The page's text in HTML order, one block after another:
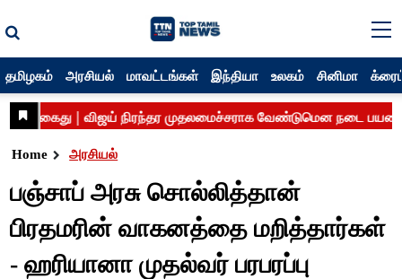
தமிழகம் அரசியல் மாவட்டங்கள் இந்தியா உலகம் சினிமா
Home அரசியல்
பஞ்சாப் அரசு சொல்லித்தான்
பிரதமரின் வாகனத்தை மறித்தார்கள்
- ஹரியானா முதல்வர் பரபரப்பு